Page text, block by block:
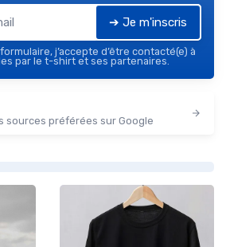
➔ Je m'inscris
j’accepte d’être contacté(e) à
par le t-shirt et ses partenaires.
sources préférées sur Google